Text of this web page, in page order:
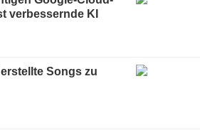
verbessernde KI
Songs zu